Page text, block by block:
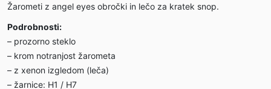
Žarometi z angel eyes obročki in lečo za kratek snop.
Podrobnosti:
– prozorno steklo
– krom notranjost žarometa
– z xenon izgledom (leča)
– žarnice: H1 / H7